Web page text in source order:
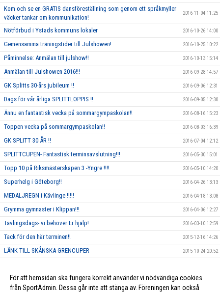
Kom och se en GRATIS dansföreställning som genom ett språkmyller
väcker tankar om kommunikation!
2016-11-04 11:25
Nötförbud i Ystads kommuns lokaler 2016-10-26 14:00
Gemensamma träningstider till Julshowen! 2016-10-25 10:22
Påminnelse: Anmälan till julshow!! 2016-10-13 15:14
Anmälan till Julshowen 2016!!! 2016-09-28 14:57
GK Splitts 30-års jubileum !! 2016-09-06 12:31
Dags för vår årliga SPLITTLOPPIS !! 2016-09-05 12:30
Ännu en fantastisk vecka på sommargympaskolan!! 2016-08-16 15:23
Toppen vecka på sommargympaskolan!! 2016-08-03 16:39
GK SPLITT 30 ÅR !! 2016-07-04 12:12
SPLITTCUPEN- Fantastisk terminsavslutning!!! 2016-05-30 15:01
Topp 10 på Riksmästerskapen 3 -Yngre !!!! 2016-05-10 14:20
Superhelg i Göteborg!! 2016-04-26 13:13
MEDALJREGN i Kävlinge !!!!! 2016-04-18 13:08
Grymma gymnaster i Klippan!!! 2016-04-06 12:27
Tävlingsdags- vi behöver Er hjälp! 2016-03-10 12:59
Tack för den här terminen!! 2015-12-16 14:26
LÄNK TILL SKÅNSKA GRENCUPER 2015-10-24 20:52
Vi ska annordna en tävling, och behöver DIN hjälp!! 2015-09-10 13:26
För att hemsidan ska fungera korrekt använder vi nödvändiga cookies
från SportAdmin. Dessa går inte att stänga av. Föreningen kan också